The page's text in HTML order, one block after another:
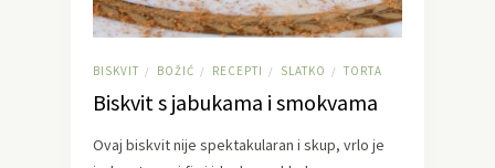
BISKVIT / BOŽIĆ / RECEPTI / SLATKO / TORTA
Biskvit s jabukama i smokvama
Ovaj biskvit nije spektakularan i skup, vrlo je